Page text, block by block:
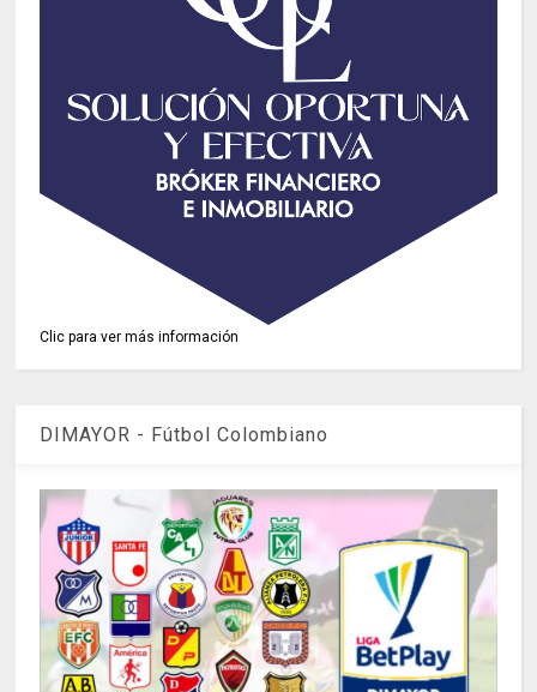
Clic para ver más información
DIMAYOR - Fútbol Colombiano